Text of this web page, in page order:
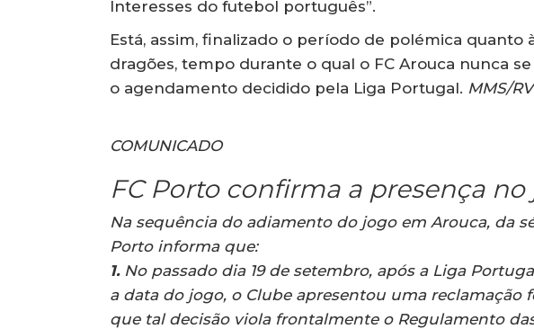
Interesses do futebol português”.
Está, assim, finalizado o período de polémica
dragões, tempo durante o qual o FC Arouca nunca
o agendamento decidido pela Liga Portugal. MMS/RV
COMUNICADO
FC Porto confirma a presença
Na sequência do adiamento do jogo em Arouca, da
Porto informa que:
1. No passado dia 19 de setembro, após a Liga
a data do jogo, o Clube apresentou uma
que tal decisão viola frontalmente o Regulamento